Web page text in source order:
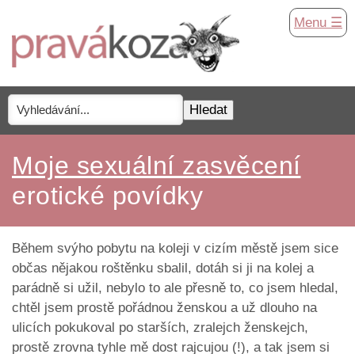
Menu ☰
Moje sexuální zasvěcení
erotické povídky
Během svýho pobytu na koleji v cizím městě jsem sice
občas nějakou roštěnku sbalil, dotáh si ji na kolej a
parádně si užil, nebylo to ale přesně to, co jsem hledal,
chtěl jsem prostě pořádnou ženskou a už dlouho na
ulicích pokukoval po starších, zralejch ženskejch,
prostě zrovna tyhle mě dost rajcujou (!), a tak jsem si